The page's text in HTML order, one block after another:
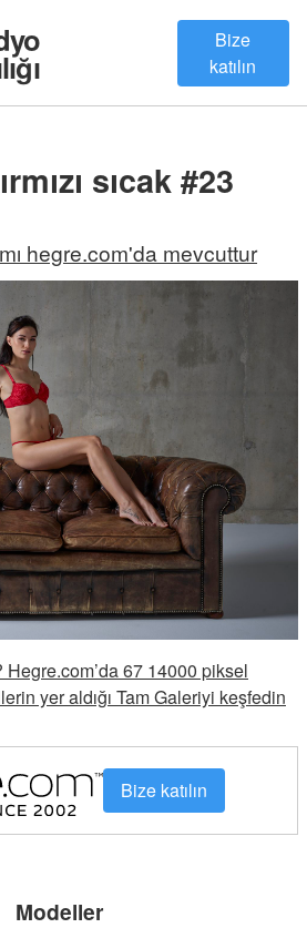
Bize
katılın
sıcak #23
hegre.com'da mevcuttur
Hegre.com’da 67 14000 piksel
yer aldığı Tam Galeriyi keşfedin
Bize katılın
Modeller